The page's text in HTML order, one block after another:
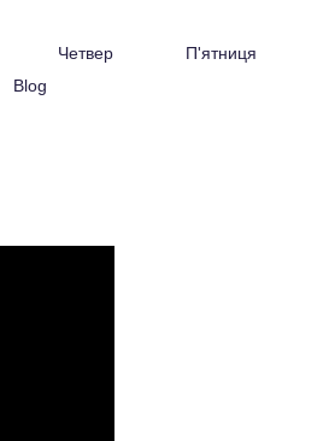
Четвер П'ятниця
Blog